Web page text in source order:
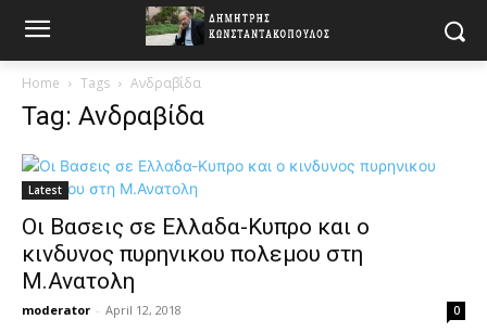
Home Tags Ανδραβίδα
Tag: Ανδραβίδα
Latest
Οι Βασεις σε Ελλαδα-Κυπρο και ο
κινδυνος πυρηνικου πολεμου στη
Μ.Ανατολη
moderator - April 12, 2018 0